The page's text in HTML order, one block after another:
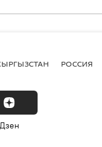
РОССИЯ
Дзен